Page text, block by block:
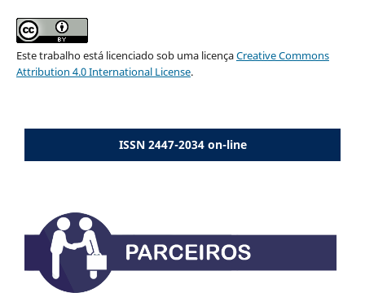
Este trabalho está licenciado sob uma licençaCreative Commons
Attribution 4.0 International License.
ISSN 2447-2034 on-line